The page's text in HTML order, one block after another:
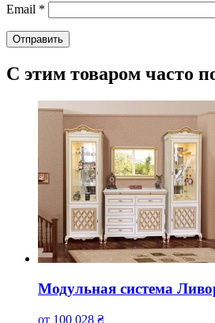
Email *
С этим товаром часто
Модульная система
от 100 028 ₴